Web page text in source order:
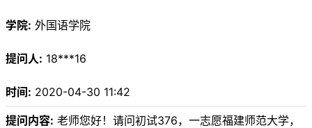
学院: 外国语学院
提问人: 18***16
时间: 2020-04-30 11:42
提问内容: 老师您好！请问初试376，一志愿福建师范大学，